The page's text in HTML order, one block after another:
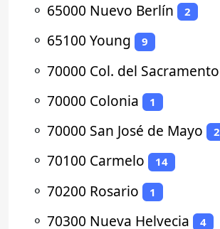
⚬ 65000 Nuevo Berlín 2
⚬ 65100 Young 9
⚬ 70000 Col. del Sacramento
⚬ 70000 Colonia 1
⚬ 70000 San José de Mayo 2
⚬ 70100 Carmelo 14
⚬ 70200 Rosario 1
⚬ 70300 Nueva Helvecia 4